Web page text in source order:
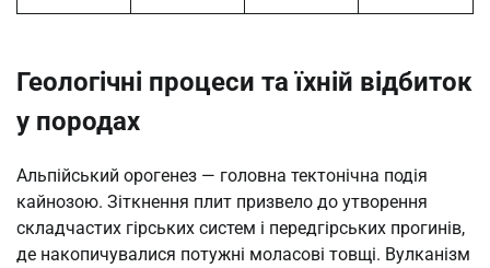
Геологічні процеси та їхній відбиток
у породах
Альпійський орогенез — головна тектонічна подія
кайнозою. Зіткнення плит призвело до утворення
складчастих гірських систем і передгірських прогинів,
де накопичувалися потужні моласові товщі. Вулканізм